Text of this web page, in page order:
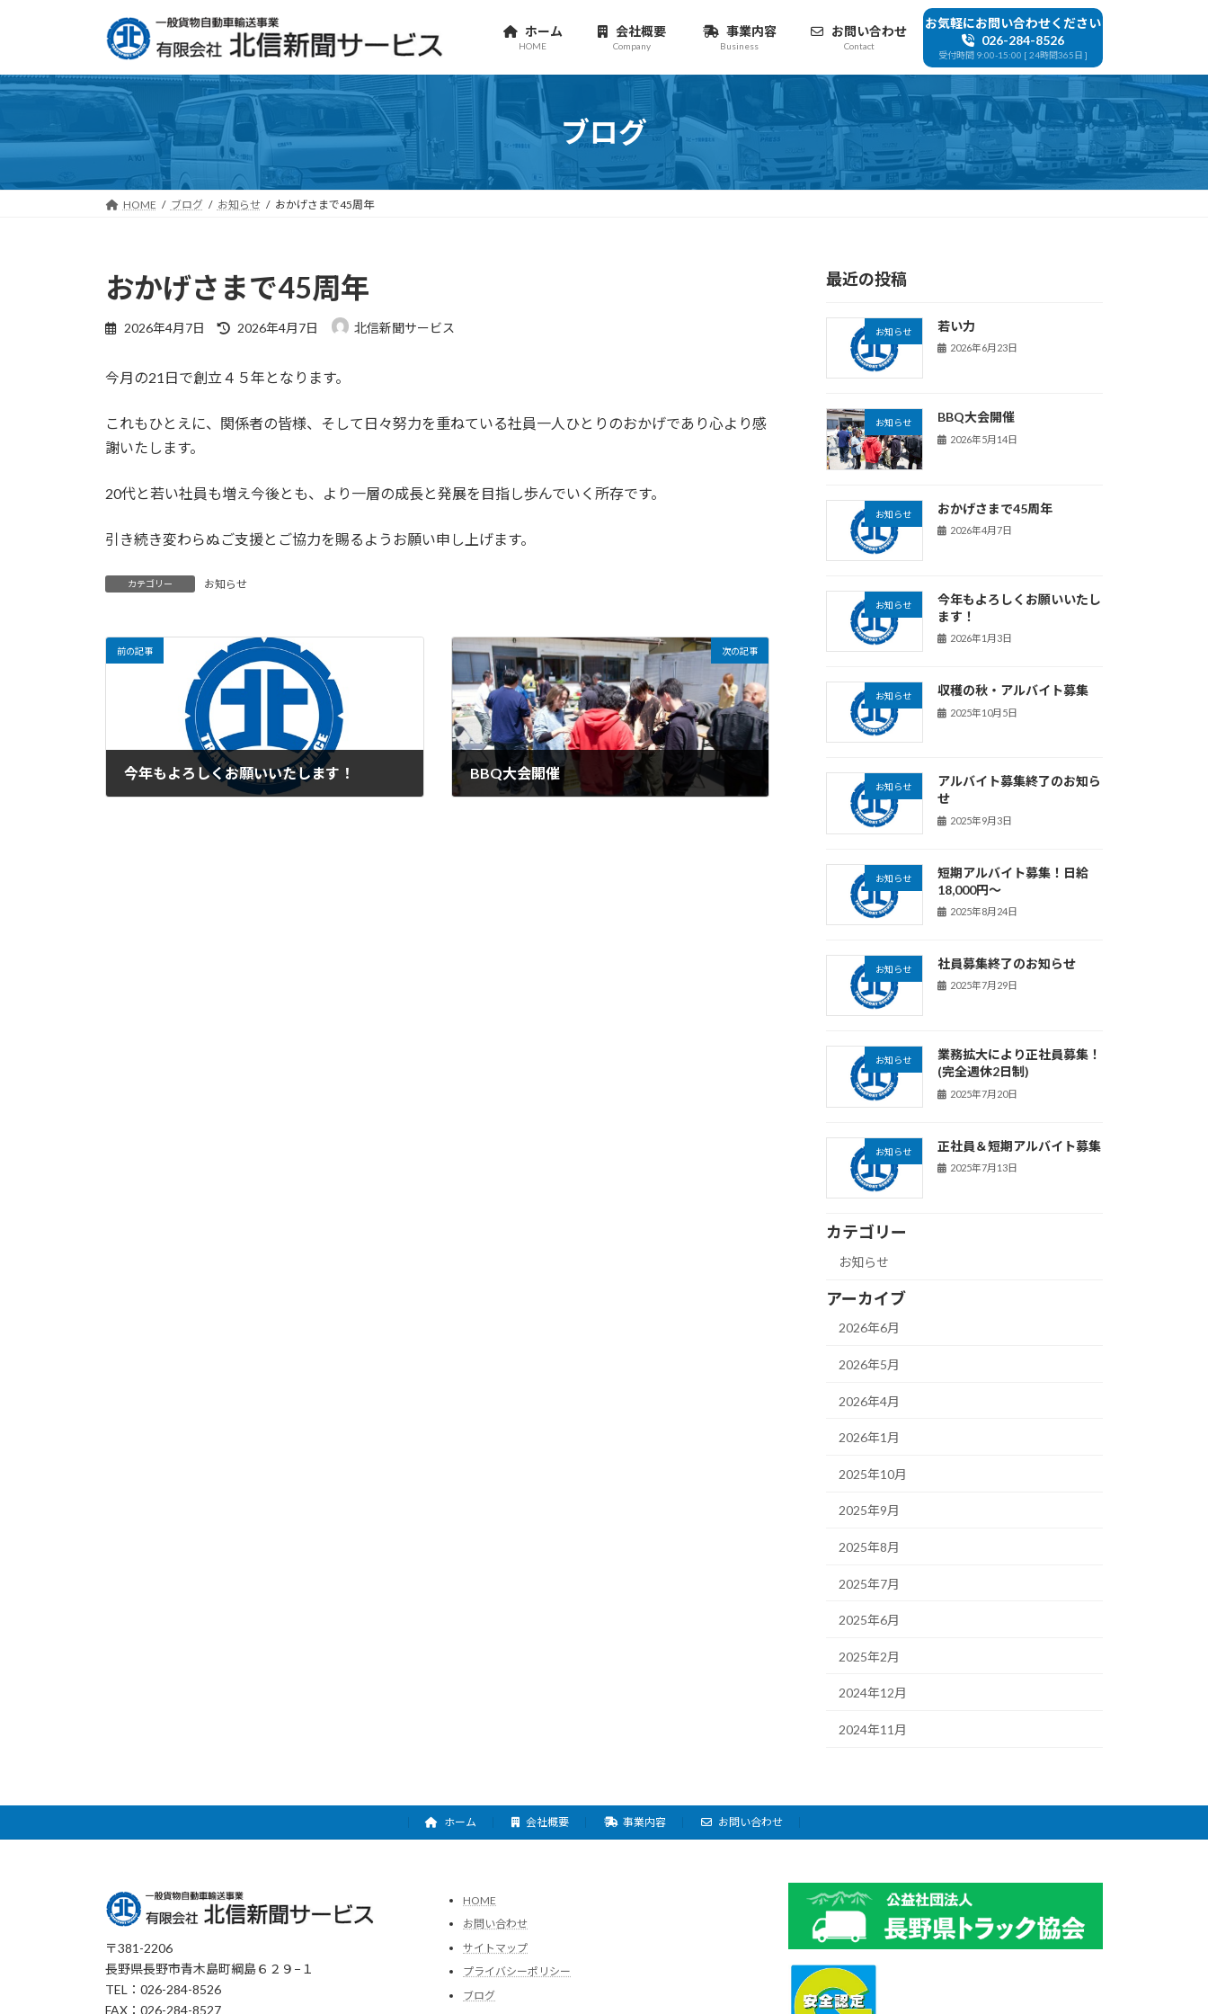
ン
ツ
ス
ショ
ン
移
ホーム
HOME
会社概要
Company
事業内容
Business
お問い合わせ
Contact
お気軽にお問い合わせください
026-284-8526
受付時間 9:00-15:00 [ 24時間365日 ]
ブログ
HOME ブログ お知らせ おかげさまで45周年
おかげさまで45周年
2026年4月7日
最
新
時
:
2026年4月7日 北信新聞サービス
今月の21日で創立４５年となります。
これもひとえに、関係者の皆様、そして日々努力を重ねている社員一人ひとりのおかげであり心より感
謝いたします。
20代と若い社員も増え今後とも、より一層の成長と発展を目指し歩んでいく所存です。
引き続き変わらぬご支援とご協力を賜るようお願い申し上げます。
カテゴリー お知らせ
前の記事
今年もよろしくお願いいたします！
次の記事
BBQ大会開催
最近の投稿
お知らせ 若い力
2026年6月23日
お知らせ BBQ大会開催
2026年5月14日
お知らせ おかげさまで45周年
2026年4月7日
お知らせ
今年もよろしくお願いいたし
ます！
2026年1月3日
お知らせ 収穫の秋・アルバイト募集
2025年10月5日
お知らせ
アルバイト募集終了のお知ら
せ
2025年9月3日
お知らせ
短期アルバイト募集！日給
18,000円～
2025年8月24日
お知らせ 社員募集終了のお知らせ
2025年7月29日
お知らせ
業務拡大により正社員募集！
(完全週休2日制)
2025年7月20日
お知らせ 正社員＆短期アルバイト募集
2025年7月13日
カテゴリー
お知らせ
アーカイブ
2026年6月
2026年5月
2026年4月
2026年1月
2025年10月
2025年9月
2025年8月
2025年7月
2025年6月
2025年2月
2024年12月
2024年11月
ホーム 会社概要 事業内容 お問い合わせ
〒381-2206
長野県長野市青木島町綱島６２９−１
TEL：026-284-8526
FAX：026-284-8527
HOME
お問い合わせ
サイトマップ
プライバシーポリシー
ブログ